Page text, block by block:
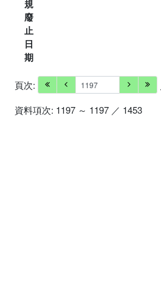
規
廢
止
日
期
頁次:
資料項次: 1197 ～ 1197 ／ 1453